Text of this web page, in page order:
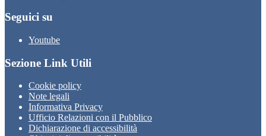
Seguici su
Youtube
Sezione Link Utili
Cookie policy
Note legali
Informativa Privacy
Ufficio Relazioni con il Pubblico
Dichiarazione di accessibilità